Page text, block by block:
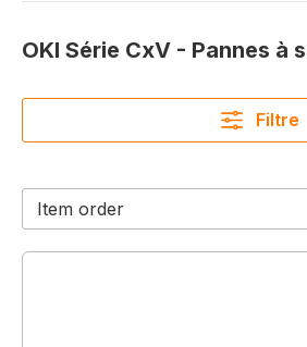
OKI Série CxV - Pannes à
Filtre